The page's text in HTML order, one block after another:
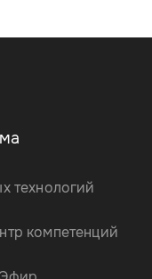
технологий
компетенций